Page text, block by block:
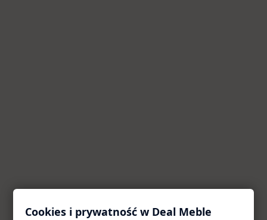
Cookies i prywatność w Deal Meble